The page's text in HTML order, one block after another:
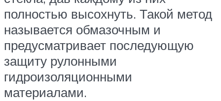
полностью высохнуть. Такой метод
называется обмазочным и
предусматривает последующую
защиту рулонными
гидроизоляционными
материалами.